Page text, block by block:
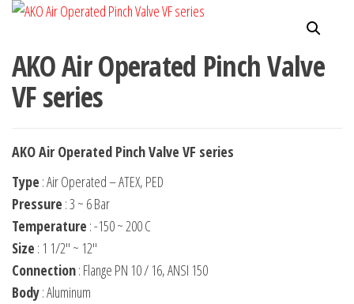
AKO Air Operated Pinch Valve
VF series
AKO Air Operated Pinch Valve VF series
Type : Air Operated – ATEX, PED
Pressure : 3 ~ 6 Bar
Temperature : -150 ~ 200 C
Size : 1 1/2″ ~ 12″
Connection: Flange PN 10 / 16, ANSI 150
Body: Aluminum